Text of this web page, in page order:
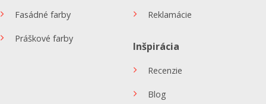
Fasádné farby
Práškové farby
Reklamácie
Inšpirácia
Recenzie
Blog